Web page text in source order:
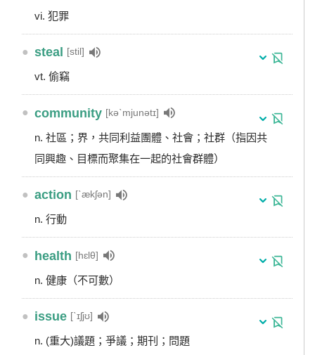
vi. 犯罪
● steal [stil]
vt. 偷竊
● community [kəˋmjunətɪ]
n. 社區；界，共同利益團體、社會；社群（指因共
同興趣、目標而聚集在一起的社會群體）
● action [ˋækʃən]
n. 行動
● health [hɛlθ]
n. 健康（不可數）
● issue [ˋɪʃjʊ]
n. (重大)議題；爭議；期刊；問題